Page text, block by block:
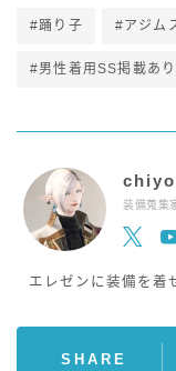
#踊り子 #アジム
#男性着用SS掲載あり
chiyo
装備蒐集
エレゼンに装備を着
SHARE